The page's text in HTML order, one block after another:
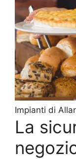
Impianti di
La